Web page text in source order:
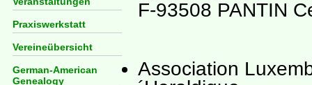
Praxiswerkstatt
Vereineübersicht
German-American
Genealogy
F-93508 PANTIN
Association